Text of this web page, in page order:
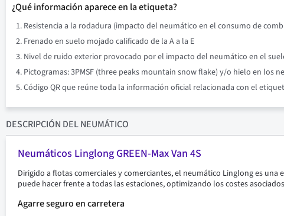
¿Qué información aparece en la etiqueta?
Resistencia a la rodadura (impacto del neumático en el consumo de
Frenado en suelo mojado calificado de la A a la E
Nivel de ruido exterior provocado por el impacto del neumático en el
Pictogramas: 3PMSF (three peaks mountain snow flake) y/o hielo en los
Código QR que reúne toda la información oficial relacionada con el
DESCRIPCIÓN DEL NEUMÁTICO
Neumáticos Linglong GREEN-Max Van 4S
Dirigido a flotas comerciales y comerciantes, el neumático Linglong es
puede hacer frente a todas las estaciones, optimizando los costes
Agarre seguro en carretera